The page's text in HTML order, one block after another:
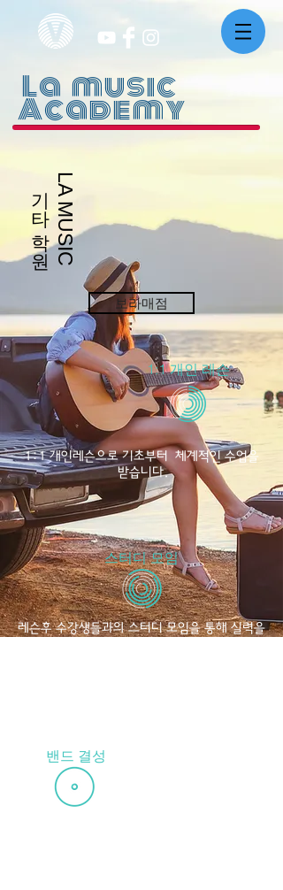
La music
Academy
LA MUSIC
​기타 학원
보라매점
레슨후 수강생들과의 스터디 모임을 통해 실력을
​1:1 개인레슨으로 기초부터 체계적인 수업을
받습니다.
​ 밴드 결성
​스터디 모임
​1:1 개인 레슨